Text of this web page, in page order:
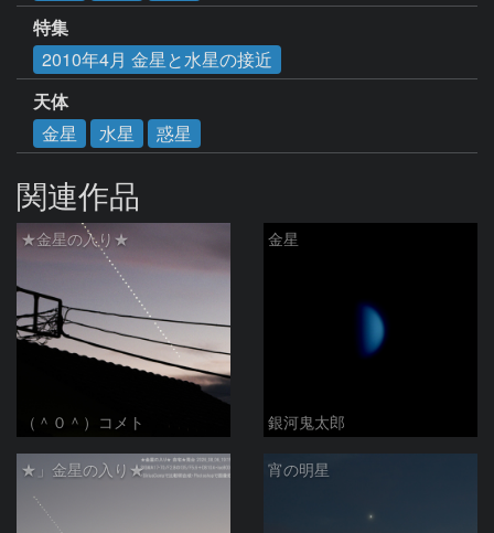
特集
2010年4月 金星と水星の接近
天体
金星
水星 惑星
関連作品
★金星の入り★
（＾０＾）コメト
金星
銀河鬼太郎
★」金星の入り★ 宵の明星